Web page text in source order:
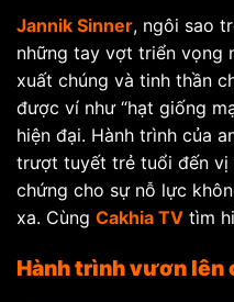
Jannik Sinner, ngôi sao
những tay vợt triển vọng
xuất chúng và tinh thần
được ví như “hạt giống
hiện đại. Hành trình của
trượt tuyết trẻ tuổi đến vị
chứng cho sự nỗ lực
xa. Cùng Cakhia TV tìm
Hành trình vươn lên